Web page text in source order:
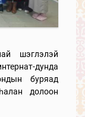
шэглэлэй
дунда
буряад
долоон